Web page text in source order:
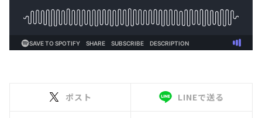
ポスト LINEで送る